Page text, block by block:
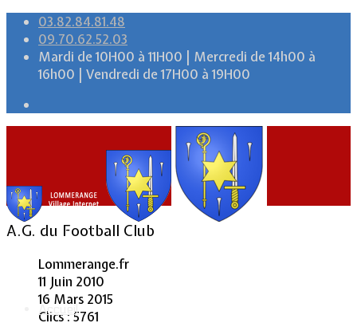
03.82.84.81.48
09.70.62.52.03
Mardi de 10H00 à 11H00 | Mercredi de 14h00 à
16h00 | Vendredi de 17H00 à 19H00
Accueil
A.G. du Football Club
Lommerange.fr
11 Juin 2010
16 Mars 2015
Clics : 5761